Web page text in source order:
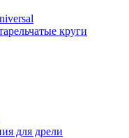
круги
для дрели